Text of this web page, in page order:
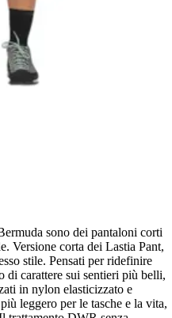
sono dei pantaloni corti
Versione corta dei Lastia Pant,
stile. Pensati per ridefinire
di carattere sui sentieri più belli,
in nylon elasticizzato e
leggero per le tasche e la vita,